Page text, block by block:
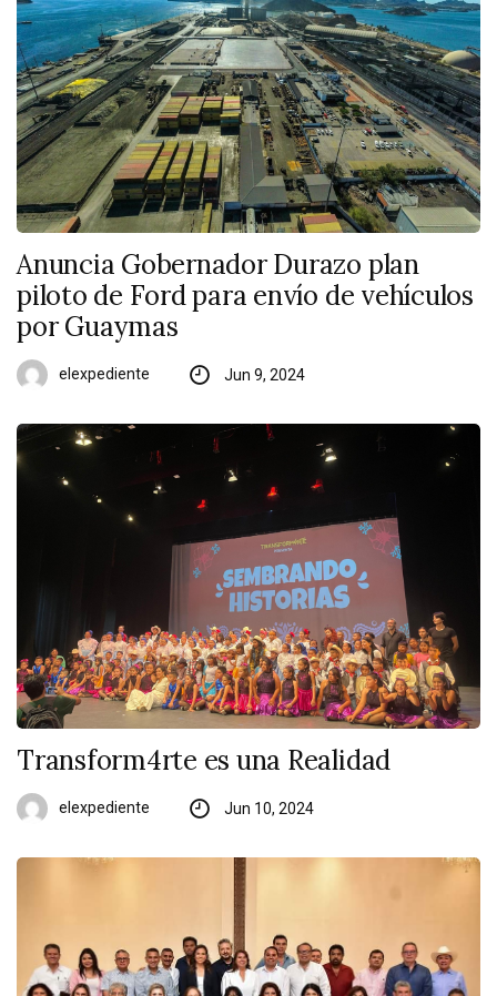
Anuncia Gobernador Durazo plan
piloto de Ford para envío de vehículos
por Guaymas
elexpediente Jun 9, 2024
Transform4rte es una Realidad
elexpediente Jun 10, 2024